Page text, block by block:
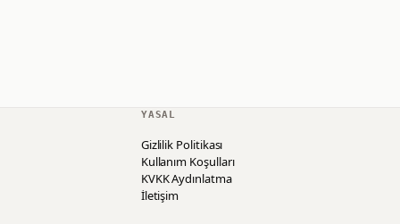
YASAL
Gizlilik Politikası
Kullanım Koşulları
KVKK Aydınlatma
İletişim